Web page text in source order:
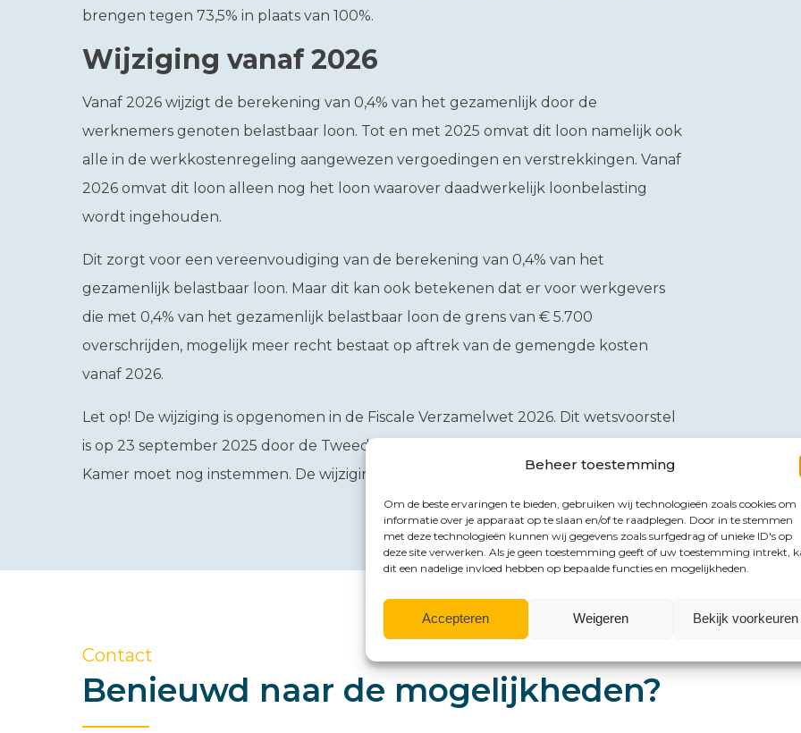
Beheer toestemming
Om de beste ervaringen te bieden, gebruiken wij technologieën zoals cookies om
informatie over je apparaat op te slaan en/of te raadplegen. Door in te stemmen
met deze technologieën kunnen wij gegevens zoals surfgedrag of unieke ID's op
deze site verwerken. Als je geen toestemming geeft of uw toestemming intrekt,
dit een nadelige invloed hebben op bepaalde functies en mogelijkheden.
Accepteren Weigeren Bekijk voorkeuren
brengen tegen 73,5% in plaats van 100%.
Wijziging vanaf 2026
Vanaf 2026 wijzigt de berekening van 0,4% van het gezamenlijk door de
werknemers genoten belastbaar loon. Tot en met 2025 omvat dit loon namelijk ook
alle in de werkkostenregeling aangewezen vergoedingen en verstrekkingen. Vanaf
2026 omvat dit loon alleen nog het loon waarover daadwerkelijk loonbelasting
wordt ingehouden.
Dit zorgt voor een vereenvoudiging van de berekening van 0,4% van het
gezamenlijk belastbaar loon. Maar dit kan ook betekenen dat er voor werkgevers
die met 0,4% van het gezamenlijk belastbaar loon de grens van € 5.700
overschrijden, mogelijk meer recht bestaat op aftrek van de gemengde kosten
vanaf 2026.
Let op! De wijziging is opgenomen in de Fiscale Verzamelwet 2026. Dit wetsvoorstel
is op 23 september 2025 door de Tweede Kamer aangenomen, maar de Eerste
Kamer moet nog instemmen. De wijziging is dus nog niet definitief.
Contact
Benieuwd naar de mogelijkheden?